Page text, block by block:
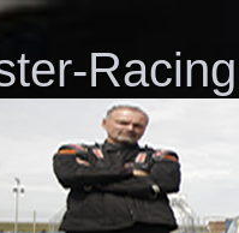
Racing